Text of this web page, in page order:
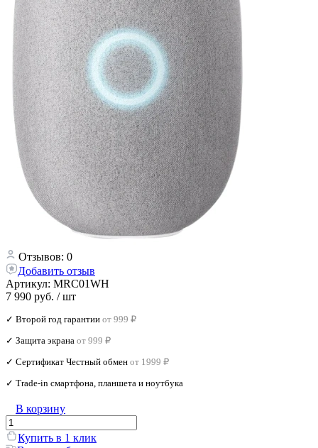
Отзывов: 0
Добавить отзыв
Артикул: MRC01WH
7 990 руб. / шт
✓ Второй год гарантии от 999 ₽
✓ Защита экрана от 999 ₽
✓ Сертификат Честный обмен от 1999 ₽
✓ Trade‑in смартфона, планшета и ноутбука
В корзину
Купить в 1 клик